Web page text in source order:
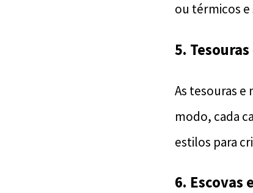
ou térmicos
5.
As tesouras e
modo, cada
estilos para
6. Escovas